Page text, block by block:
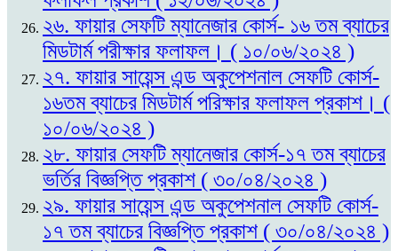
২৬. ফায়ার সেফটি ম্যানেজার কোর্স- ১৬ তম ব্যাচের
মিডটার্ম পরীক্ষার ফলাফল। ( ১০/০৬/২০২৪ )
২৭. ফায়ার সায়েন্স এন্ড অকুপেশনাল সেফটি কোর্স-
১৬তম ব্যাচের মিডটার্ম পরিক্ষার ফলাফল প্রকাশ। (
১০/০৬/২০২৪ )
২৮. ফায়ার সেফটি ম্যানেজার কোর্স-১৭ তম ব্যাচের
ভর্তির বিজ্ঞপ্তি প্রকাশ ( ৩০/০৪/২০২৪ )
২৯. ফায়ার সায়েন্স এন্ড অকুপেশনাল সেফটি কোর্স-
১৭ তম ব্যাচের বিজ্ঞপ্তি প্রকাশ ( ৩০/০৪/২০২৪ )